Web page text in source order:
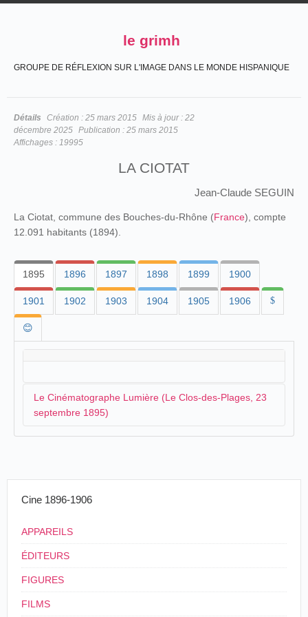
le grimh
GROUPE DE RÉFLEXION SUR L'IMAGE DANS LE MONDE HISPANIQUE
Détails Création : 25 mars 2015 Mis à jour : 22
décembre 2025 Publication : 25 mars 2015
Affichages : 19995
LA CIOTAT
Jean-Claude SEGUIN
La Ciotat, commune des Bouches-du-Rhône (France), compte
12.091 habitants (1894).
1895 1896 1897 1898 1899 1900
1901 1902 1903 1904 1905 1906 $
😊
Le Cinématographe Lumière (Le Clos-des-Plages, 23
septembre 1895)
cinématographe et les photographies animées. C'est
journaliste du
présentation exceptionnelle, donne une description fort
détaillée non seulement de l'appareil, mais aussi de
quelques-unes de vues présentées pour l'occasion :
Cine 1896-1906
APPAREILS
ÉDITEURS
FIGURES
FILMS